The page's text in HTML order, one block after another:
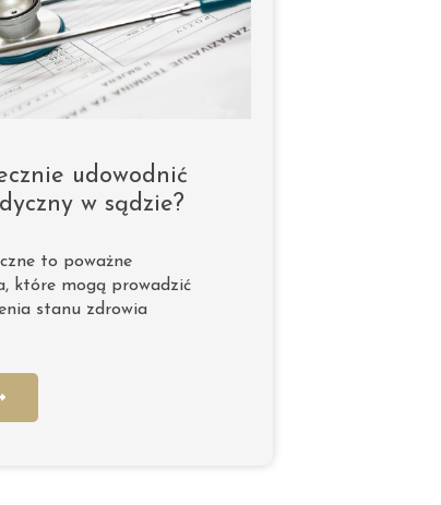
udowodnić
w sądzie?
to poważne
które mogą prowadzić
stanu zdrowia